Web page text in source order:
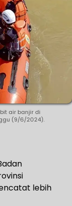
air banjir di
(9/6/2024).
lebih